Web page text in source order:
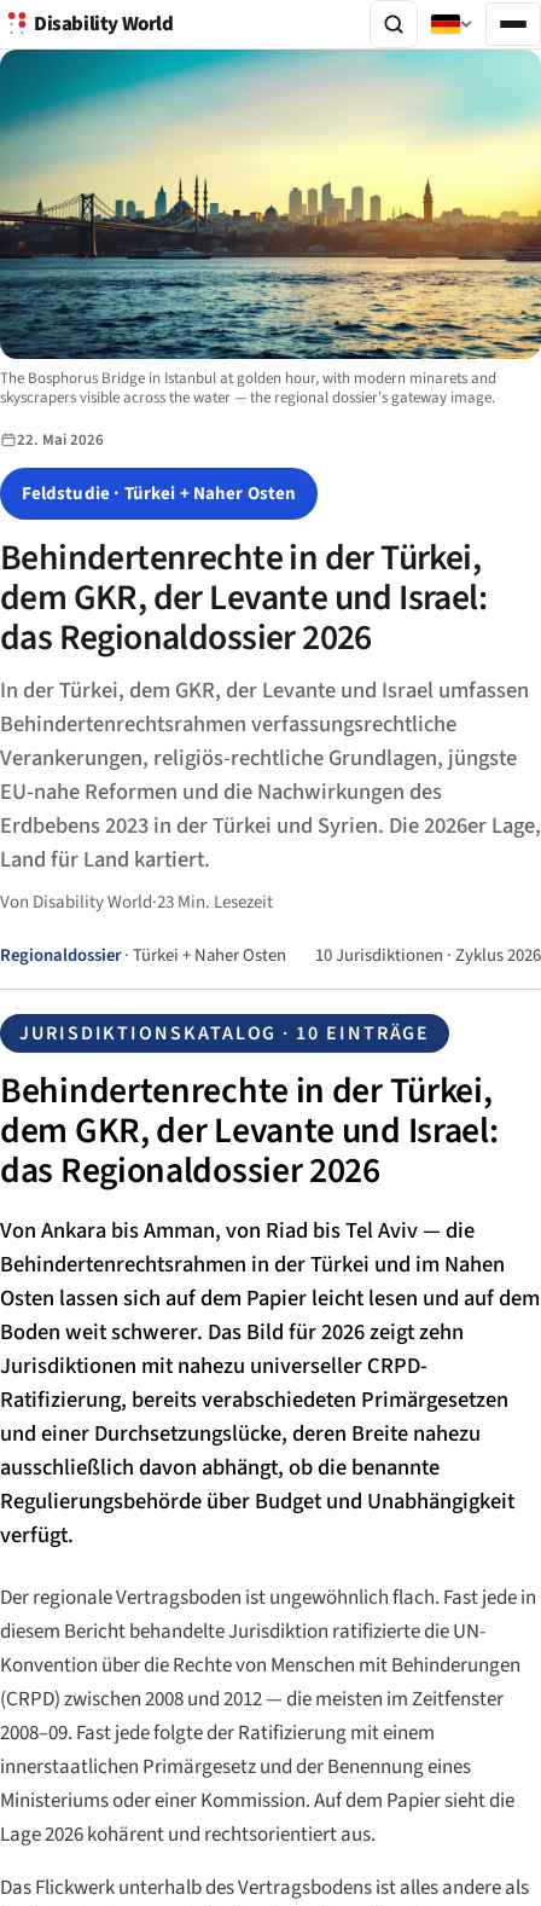
Disability World
Image description:
The Bosphorus Bridge in Istanbul at golden hour, with modern minarets and
skyscrapers visible across the water — the regional dossier's gateway image.
22. Mai 2026
Feldstudie · Türkei + Naher Osten
Behindertenrechte in der Türkei,
dem GKR, der Levante und Israel:
das Regionaldossier 2026
In der Türkei, dem GKR, der Levante und Israel umfassen
Behindertenrechtsrahmen verfassungsrechtliche
Verankerungen, religiös-rechtliche Grundlagen, jüngste
EU-nahe Reformen und die Nachwirkungen des
Erdbebens 2023 in der Türkei und Syrien. Die 2026er Lage,
Land für Land kartiert.
Von Disability World·23 Min. Lesezeit
Regionaldossier· Türkei + Naher Osten 10 Jurisdiktionen · Zyklus 2026
JURISDIKTIONSKATALOG · 10 EINTRÄGE
Behindertenrechte in der Türkei,
dem GKR, der Levante und Israel:
das Regionaldossier 2026
Von Ankara bis Amman, von Riad bis Tel Aviv — die
Behindertenrechtsrahmen in der Türkei und im Nahen
Osten lassen sich auf dem Papier leicht lesen und auf dem
Boden weit schwerer. Das Bild für 2026 zeigt zehn
Jurisdiktionen mit nahezu universeller CRPD-
Ratifizierung, bereits verabschiedeten Primärgesetzen
und einer Durchsetzungslücke, deren Breite nahezu
ausschließlich davon abhängt, ob die benannte
Regulierungsbehörde über Budget und Unabhängigkeit
verfügt.
Der regionale Vertragsboden ist ungewöhnlich flach. Fast jede in
diesem Bericht behandelte Jurisdiktion ratifizierte die UN-
Konvention über die Rechte von Menschen mit Behinderungen
(CRPD) zwischen 2008 und 2012 — die meisten im Zeitfenster
2008–09. Fast jede folgte der Ratifizierung mit einem
innerstaatlichen Primärgesetz und der Benennung eines
Ministeriums oder einer Kommission. Auf dem Papier sieht die
Lage 2026 kohärent und rechtsorientiert aus.
Das Flickwerk unterhalb des Vertragsbodens ist alles andere als